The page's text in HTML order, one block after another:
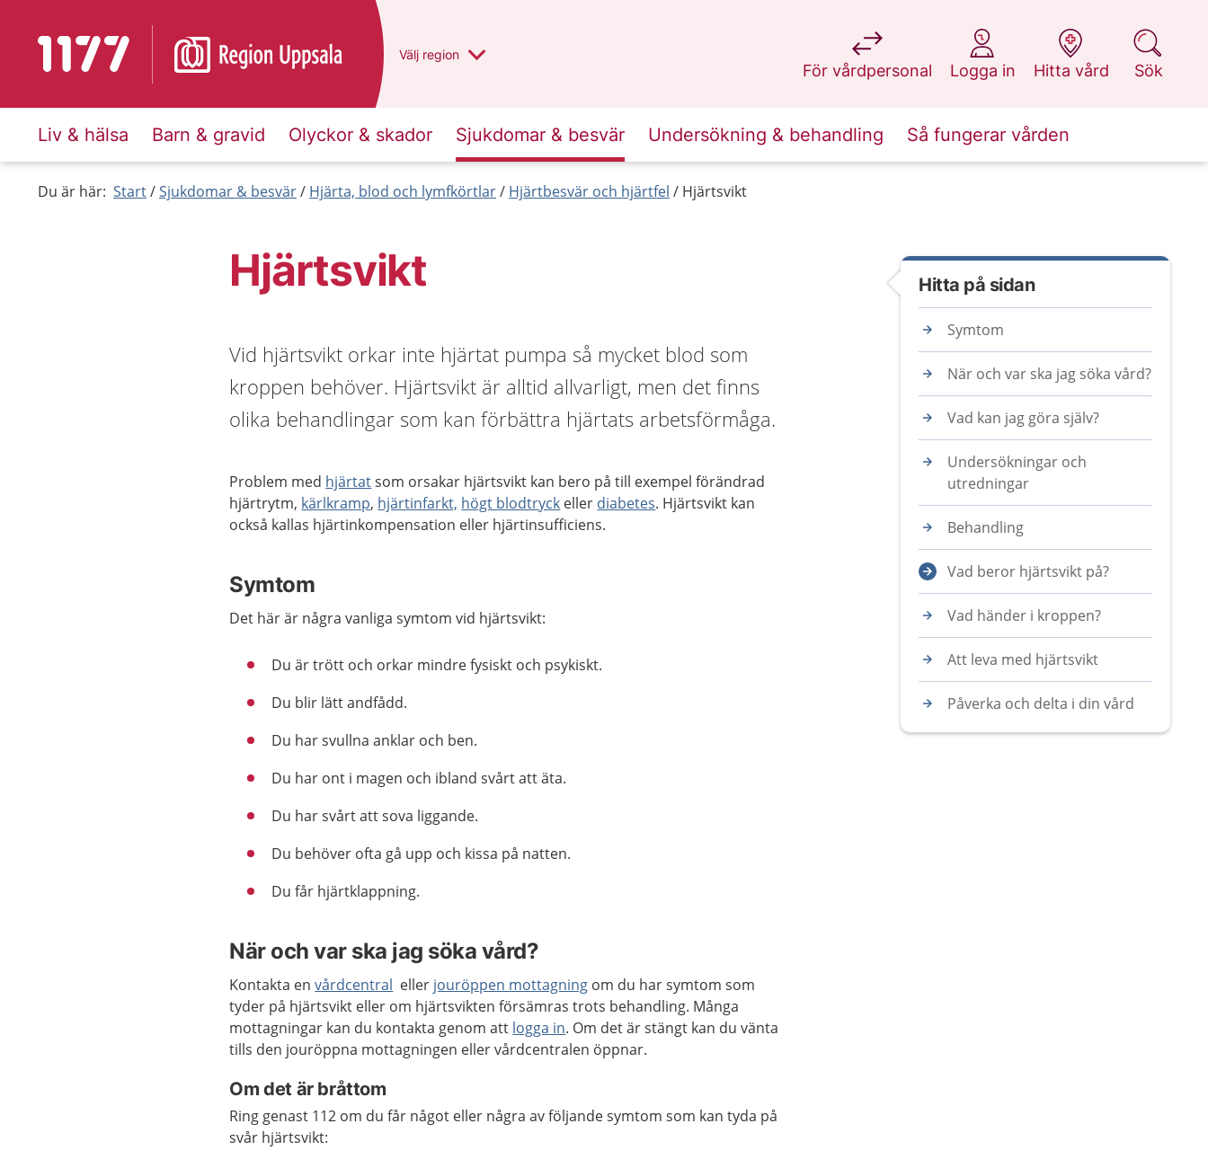
Till startsidan för 1177 Du har valt region
Välj en annan
region
För vårdpersonal
på 1177.se
Logga in
på 1177.se
Hitta vård
på 1177.se
Sök
på 1177.se
Liv & hälsa Barn & gravid Olyckor & skador Sjukdomar & besvär Undersökning & behandling Så fungerar vården
Du är här: Start Sjukdomar & besvär Hjärta, blod och lymfkörtlar Hjärtbesvär och hjärtfel Hjärtsvikt
Hjärtsvikt
Vid hjärtsvikt orkar inte hjärtat pumpa så mycket blod som
kroppen behöver. Hjärtsvikt är alltid allvarligt, men det finns
olika behandlingar som kan förbättra hjärtats arbetsförmåga.
Problem med hjärtatsom orsakar hjärtsvikt kan bero på till exempel förändrad
hjärtrytm, kärlkramp, hjärtinfarkt, högt blodtryck eller diabetes. Hjärtsvikt kan
också kallas hjärtinkompensation eller hjärtinsufficiens.
Symtom
Det här är några vanliga symtom vid hjärtsvikt:
Du är trött och orkar mindre fysiskt och psykiskt.
Du blir lätt andfådd.
Du har svullna anklar och ben.
Du har ont i magen och ibland svårt att äta.
Du har svårt att sova liggande.
Du behöver ofta gå upp och kissa på natten.
Du får hjärtklappning.
När och var ska jag söka vård?
Kontakta envårdcentral eller jouröppen mottagning om du har symtom som
tyder på hjärtsvikt eller om hjärtsvikten försämras trots behandling. Många
mottagningar kan du kontakta genom att logga in. Om det är stängt kan du vänta
tills den jouröppna mottagningen eller vårdcentralen öppnar.
Om det är bråttom
Ring genast 112 om du får något eller några av följande symtom som kan tyda på
svår hjärtsvikt:
Hitta på sidan
Symtom
När och var ska jag söka vård?
Vad kan jag göra själv?
Undersökningar och
utredningar
Behandling
Vad beror hjärtsvikt på?
Vad händer i kroppen?
Att leva med hjärtsvikt
Påverka och delta i din vård